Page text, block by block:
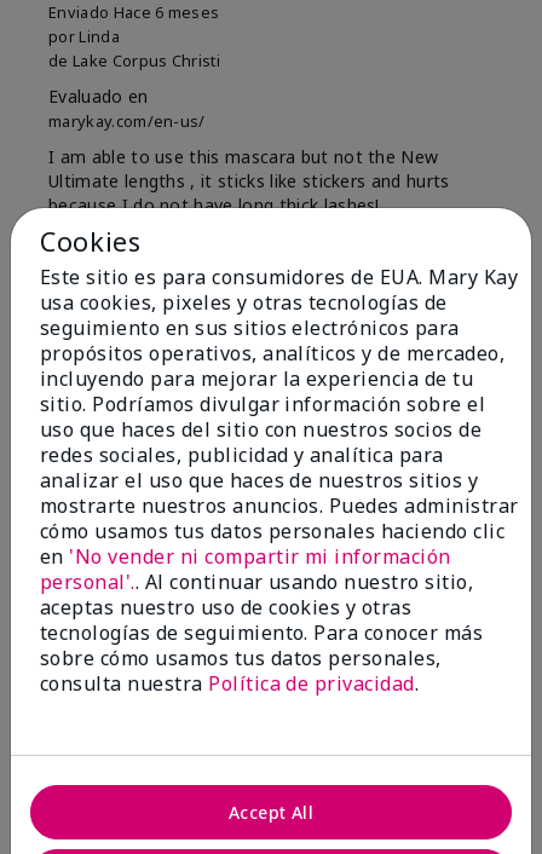
Enviado Hace 6 meses
por Linda
de Lake Corpus Christi
Evaluado en
marykay.com/en-us/
I am able to use this mascara but not the New
Ultimate lengths , it sticks like stickers and hurts
because I do not have long thick lashes!
Mostrar Traducción
ConclusiónSí, recomendaría a un amigo
¿Le ha resultado útil esta
opinión?
4 0
Marcar esta opinión
5
Love it so much I buy it for my
gals
EnviadoHace 7 meses
porJenniferD
Evaluado en
marykay.com/en-us/
I love the Ultimate mascara. It's flattering and
practically foolproof. I gifted it to my daughter and
Cookies
Este sitio es para consumidores de EUA. Mary Kay
usa cookies, pixeles y otras tecnologías de
seguimiento en sus sitios electrónicos para
propósitos operativos, analíticos y de mercadeo,
incluyendo para mejorar la experiencia de tu
sitio. Podríamos divulgar información sobre el
uso que haces del sitio con nuestros socios de
redes sociales, publicidad y analítica para
analizar el uso que haces de nuestros sitios y
mostrarte nuestros anuncios. Puedes administrar
cómo usamos tus datos personales haciendo clic
en 'No vender ni compartir mi información
personal'.. Al continuar usando nuestro sitio,
aceptas nuestro uso de cookies y otras
tecnologías de seguimiento. Para conocer más
sobre cómo usamos tus datos personales,
consulta nuestra Política de privacidad.
Accept All